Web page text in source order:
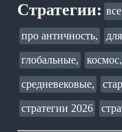
Стратегии:
про античность,
глобальные, космос,
средневековые,
стратегии 2026